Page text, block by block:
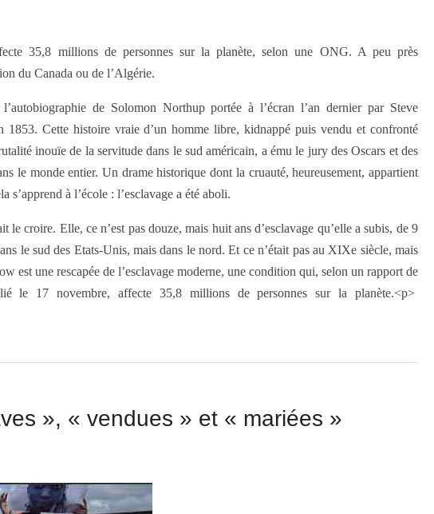
35,8 millions de personnes sur la planète, selon une ONG. A peu près
du Canada ou de l’Algérie.
l’autobiographie de Solomon Northup portée à l’écran l’an dernier par Steve
1853. Cette histoire vraie d’un homme libre, kidnappé puis vendu et confronté
inouïe de la servitude dans le sud américain, a ému le jury des Oscars et des
le monde entier. Un drame historique dont la cruauté, heureusement, appartient
s’apprend à l’école : l’esclavage a été aboli.
le croire. Elle, ce n’est pas douze, mais huit ans d’esclavage qu’elle a subis, de 9
le sud des Etats-Unis, mais dans le nord. Et ce n’était pas au XIXe siècle, mais
est une rescapée de l’esclavage moderne, une condition qui, selon un rapport de
le 17 novembre, affecte 35,8 millions de personnes sur la planète.<p>
», « vendues » et « mariées »